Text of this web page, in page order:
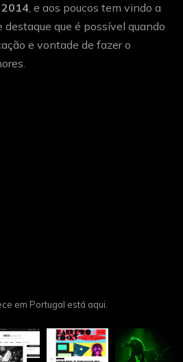
, e aos poucos tem vindo a
destaque que é possível quando
e vontade de fazer o
em Portugal está aqui.